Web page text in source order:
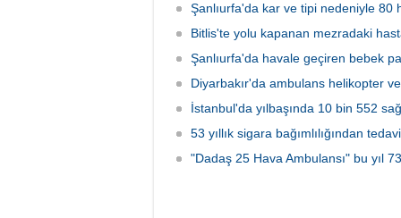
Şanlıurfa'da kar ve tipi nedeniyle 80
Bitlis'te yolu kapanan mezradaki
Şanlıurfa'da havale geçiren bebek
Diyarbakır'da ambulans helikopter
İstanbul'da yılbaşında 10 bin 552
53 yıllık sigara bağımlılığından
"Dadaş 25 Hava Ambulansı" bu yıl